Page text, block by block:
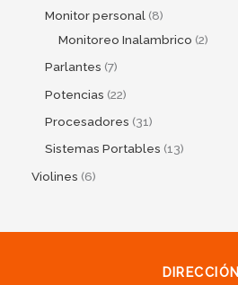
Monitor personal 8
Monitoreo Inalambrico 2
Parlantes 7
Potencias 22
Procesadores 31
Sistemas Portables 13
Violines 6
DIRECCIÓN